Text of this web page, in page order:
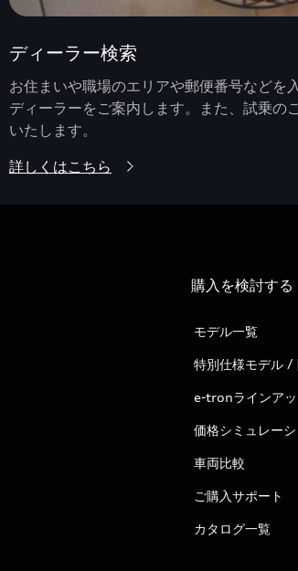
ディーラー検索
お住まいや職場のエリアや郵便番号などを
ディーラーをご案内します。また、試乗の
いたします。
詳しくはこちら
購入を検討する
モデル一覧
特別仕様モデル /
e-tronラインア
価格シミュレー
車両比較
ご購入サポート
カタログ一覧